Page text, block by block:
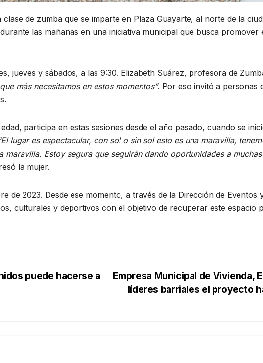
de zumba que se imparte en Plaza Guayarte, al norte de la
las mañanas en una iniciativa municipal que busca promover
jueves y sábados, a las 9:30. Elizabeth Suárez, profesora de
más necesitamos en estos momentos”. Por eso invitó a personas
participa en estas sesiones desde el año pasado, cuando se
lugar es espectacular, con sol o sin sol esto es una maravilla,
maravilla. Estoy segura que seguirán dando oportunidades a
la mujer.
de 2023. Desde ese momento, a través de la Dirección de Eventos
culturales y deportivos con el objetivo de recuperar este espacio
Empresa Municipal de Vivienda,
líderes barriales el proyecto
puede hacerse a